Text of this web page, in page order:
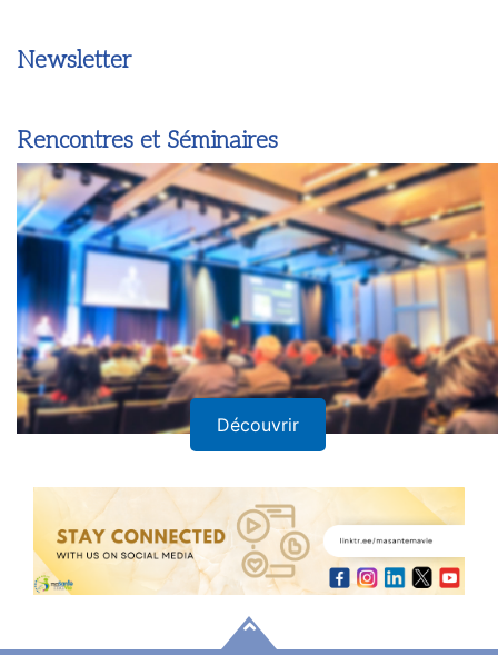
Newsletter
Rencontres et Séminaires
Découvrir